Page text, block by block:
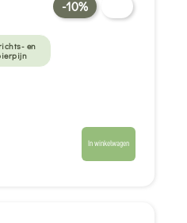
-10%
en
In winkelwagen